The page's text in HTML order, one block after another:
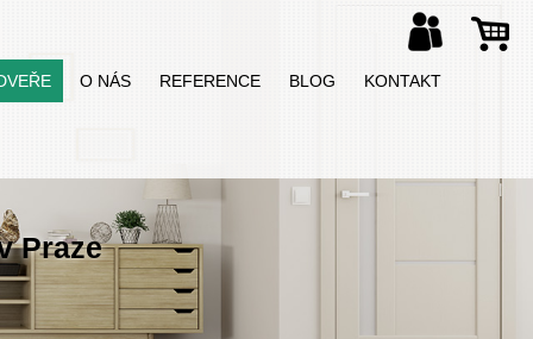
O NÁS REFERENCE BLOG KONTAKT
Praze